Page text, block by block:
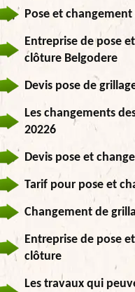
Pose et
Entreprise de pose
clôture Belgodere
Devis pose de
Les changements
20226
Devis pose et
Tarif pour pose et
Changement de
Entreprise de pose
clôture
Les travaux qui